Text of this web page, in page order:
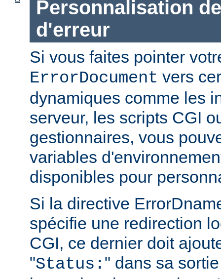
Personnalisation
d'erreur
Si vous faites pointer
ErrorDocument vers
dynamiques comme les
serveur, les scripts CGI
gestionnaires, vous
variables
disponibles pour
Si la directive
spécifie une redirection
CGI, ce dernier doit
"Status: " dans sa